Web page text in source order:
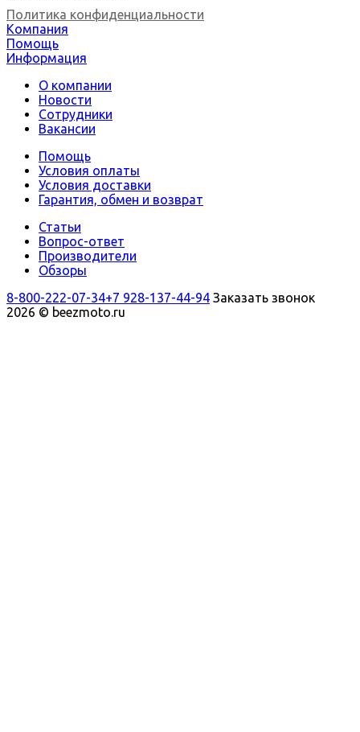
Политика конфиденциальности
Компания
Помощь
Информация
О компании
Новости
Сотрудники
Вакансии
Помощь
Условия оплаты
Условия доставки
Гарантия, обмен и возврат
Статьи
Вопрос-ответ
Производители
Обзоры
8-800-222-07-34+7 928-137-44-94 Заказать звонок
2026 © beezmoto.ru